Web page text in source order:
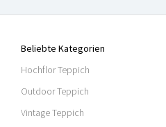
Beliebte Kategorien
Hochflor Teppich
Outdoor Teppich
Vintage Teppich